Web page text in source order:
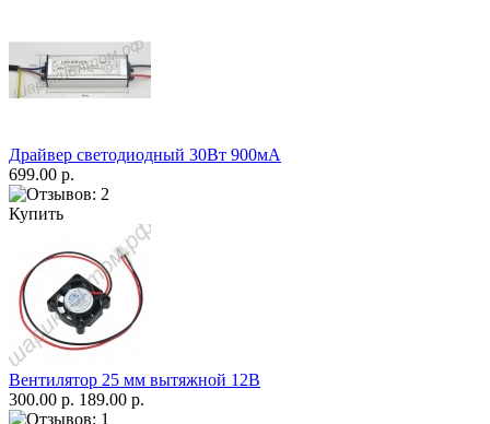
Драйвер светодиодный 30Вт 900мА
699.00 р.
Купить
Вентилятор 25 мм вытяжной 12В
300.00 р. 189.00 р.